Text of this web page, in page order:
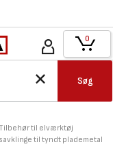
Søg
0
Tilbehør til elværktøj
til tyndt plademetal